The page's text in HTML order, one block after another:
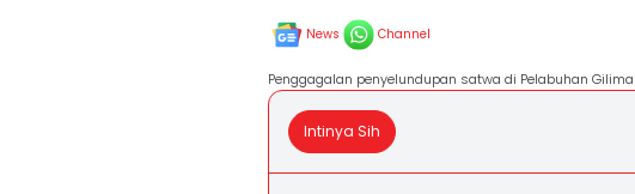
News Channel
Penggagalan penyelundupan satwa di Pelabuhan
Intinya Sih